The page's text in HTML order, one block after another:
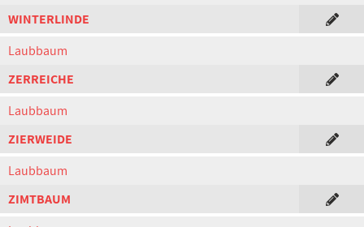
WINTERLINDE
Laubbaum
ZERREICHE
Laubbaum
ZIERWEIDE
Laubbaum
ZIMTBAUM